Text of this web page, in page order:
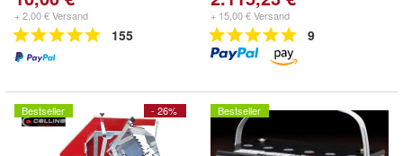
+ 2,00 € Versand
155
+ 15,00 € Versand
9
- 26%
Bestseller Bestseller